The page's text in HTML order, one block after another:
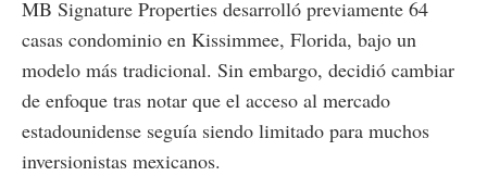
MB Signature Properties desarrolló previamente 64
casas condominio en Kissimmee, Florida, bajo un
modelo más tradicional. Sin embargo, decidió cambiar
de enfoque tras notar que el acceso al mercado
estadounidense seguía siendo limitado para muchos
inversionistas mexicanos.